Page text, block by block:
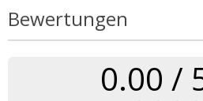
Bewertungen
0.00 /